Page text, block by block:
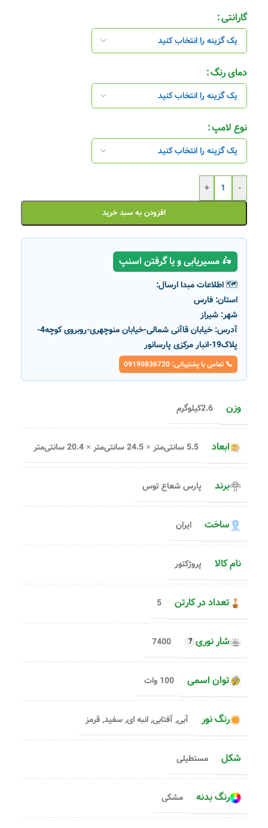
گارانتی
دمای رنگ
نوع لامپ
-
+
افزودن به سبد خرید
🛵 مسیریابی و یا گرفتن اسنپ
🗺️ اطلاعات مبدا ارسال:
استان: فارس
شهر: شیراز
آدرس:
خیابان قاآنی شمالی-خیابان منوچهری-روبروی کوچه4-
پلاک19-انبار مرکزی پارسانور
📞 تماس با پشتیبانی: 09190836720
وزن 2.6کیلوگرم
ابعاد 5.5 سانتی‌متر × 24.5 سانتی‌متر × 20.4 سانتی‌متر
برند پارس شعاع توس
ساخت ایران
نام کالا پروژکتور
تعداد در کارتن 5
شار نوری 7400
توان اسمی 100 وات
رنگ نور آبی,آفتابی,انبه ای,سفید,قرمز
شکل مستطیلی
رنگ بدنه مشکی